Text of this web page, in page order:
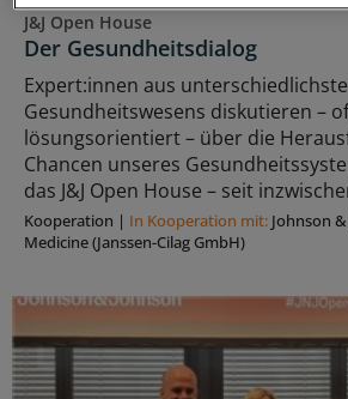
J&J Open House
Der Gesundheitsdialog
Expert:innen aus
Gesundheitswesens diskutieren –
lösungsorientiert – über die
Chancen unseres
das J&J Open House – seit
Kooperation | In Kooperation mit: Johnson
Medicine (Janssen-Cilag GmbH)